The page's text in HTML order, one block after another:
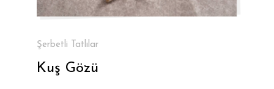
Şerbetli Tatlılar
Kuş Gözü